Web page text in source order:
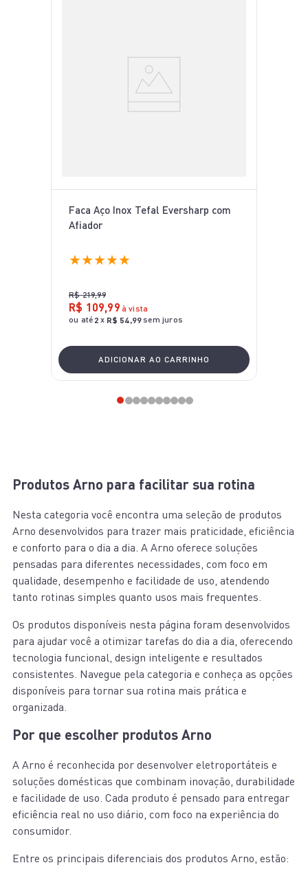
Faca Aço Inox Tefal Eversharp com
Afiador
★★★★★
R$ 219,99
R$ 109,99 à vista
ou até 2 x R$ 54,99sem juros
ADICIONAR AO CARRINHO
Produtos Arno para facilitar sua rotina
Nesta categoria você encontra uma seleção de produtos
Arno desenvolvidos para trazer mais praticidade, eficiência
e conforto para o dia a dia. A Arno oferece soluções
pensadas para diferentes necessidades, com foco em
qualidade, desempenho e facilidade de uso, atendendo
tanto rotinas simples quanto usos mais frequentes.
Os produtos disponíveis nesta página foram desenvolvidos
para ajudar você a otimizar tarefas do dia a dia, oferecendo
tecnologia funcional, design inteligente e resultados
consistentes. Navegue pela categoria e conheça as opções
disponíveis para tornar sua rotina mais prática e
organizada.
Por que escolher produtos Arno
A Arno é reconhecida por desenvolver eletroportáteis e
soluções domésticas que combinam inovação, durabilidade
e facilidade de uso. Cada produto é pensado para entregar
eficiência real no uso diário, com foco na experiência do
consumidor.
Entre os principais diferenciais dos produtos Arno, estão: